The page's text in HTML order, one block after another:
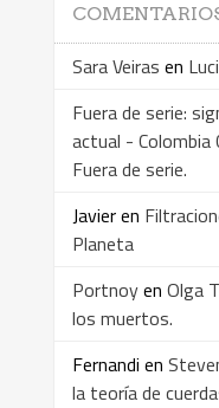
Sara Veiras en
Fuera de serie:
actual - Colombia
Fuera de serie.
Javieren
Planeta
Portnoyen Olga
los muertos.
Fernandi en
la teoría de